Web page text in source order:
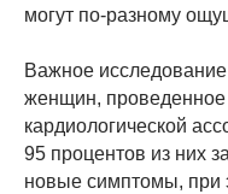
могут по-разному
Важное
женщин, проведенное
кардиологической
95 процентов из них
новые симптомы, при